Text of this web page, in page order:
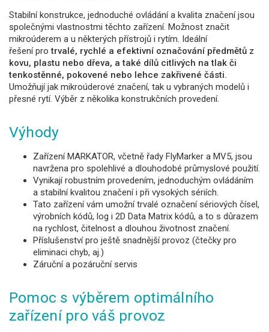
Stabilní konstrukce, jednoduché ovládání a kvalita značení jsou
společnými vlastnostmi těchto zařízení. Možnost značit
mikroúderem a u některých přístrojů i rytím. Ideální
řešení pro trvalé, rychlé a efektivní označování předmětů z
kovu, plastu nebo dřeva, a také dílů citlivých na tlak či
tenkostěnné, pokovené nebo lehce zakřivené části.
Umožňují jak mikroúderové značení, tak u vybraných modelů i
přesné rytí. Výběr z několika konstrukčních provedení.
Výhody
ZařízeníMARKATOR, včetně řady FlyMarker a MV5, jsou
navržena pro spolehlivé a dlouhodobé průmyslové použití.
Vynikají robustním provedením, jednoduchým ovládáním
a stabilní kvalitou značení i při vysokých sériích.
Tato zařízení vám umožní trvalé označení sériových čísel,
výrobních kódů, log i 2D Data Matrix kódů, a to s důrazem
na rychlost, čitelnost a dlouhou životnost značení.
Příslušenství pro ještě snadnější provoz (čtečky pro
eliminaci chyb, aj.)
Záruční a pozáruční servis
Pomoc s výběrem optimálního
zařízení pro váš provoz